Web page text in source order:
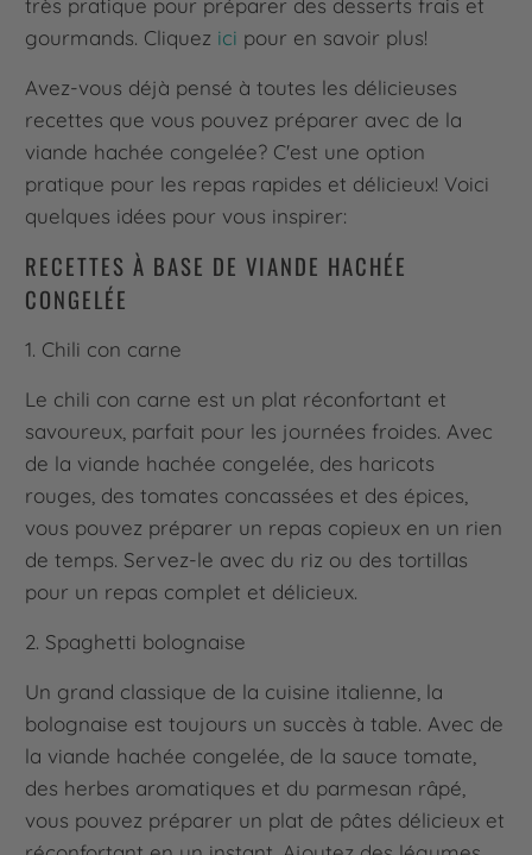
très pratique pour préparer des desserts frais et
gourmands. Cliquez ici pour en savoir plus!
Avez-vous déjà pensé à toutes les délicieuses
recettes que vous pouvez préparer avec de la
viande hachée congelée? C'est une option
pratique pour les repas rapides et délicieux! Voici
quelques idées pour vous inspirer:
RECETTES À BASE DE VIANDE HACHÉE
CONGELÉE
1. Chili con carne
Le chili con carne est un plat réconfortant et
savoureux, parfait pour les journées froides. Avec
de la viande hachée congelée, des haricots
rouges, des tomates concassées et des épices,
vous pouvez préparer un repas copieux en un rien
de temps. Servez-le avec du riz ou des tortillas
pour un repas complet et délicieux.
2. Spaghetti bolognaise
Un grand classique de la cuisine italienne, la
bolognaise est toujours un succès à table. Avec de
la viande hachée congelée, de la sauce tomate,
des herbes aromatiques et du parmesan râpé,
vous pouvez préparer un plat de pâtes délicieux et